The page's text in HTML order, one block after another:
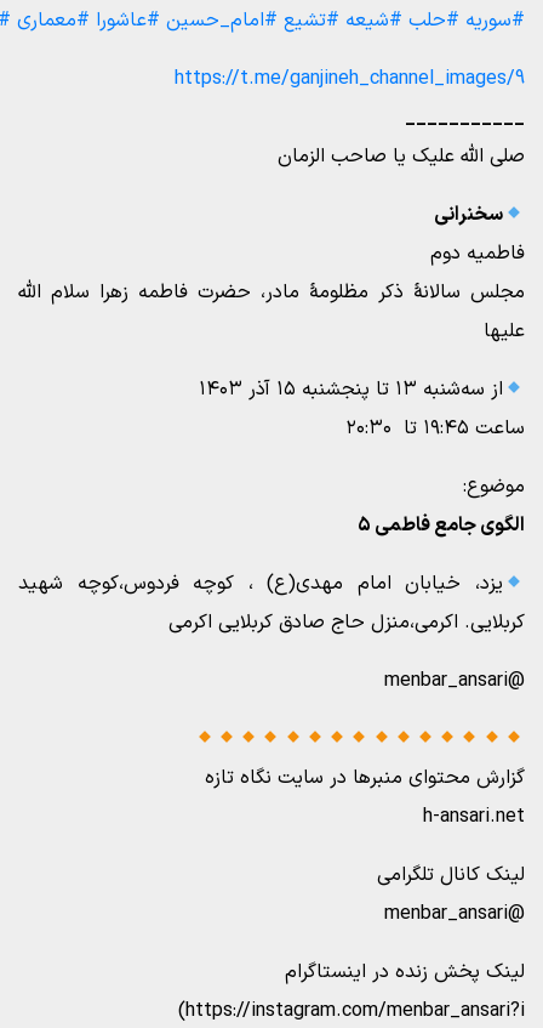
#سوریه #حلب #شیعه #تشیع #امام_حسین #عاشورا #معماری
https://t.me/ganjineh_channel_images/9
___________
صلی الله علیک یا صاحب الزمان
سخنرانی
فاطمیه دوم
مجلس سالانۀ ذکر مظلومۀ مادر، حضرت فاطمه زهرا سلام الله
علیها
از سه‌شنبه ۱۳ تا پنجشنبه ۱۵ آذر ۱۴۰۳
ساعت ۱۹:۴۵ تا ۲۰:۳۰
موضوع:
الگوی جامع فاطمی ۵
یزد، خیابان امام مهدی(ع) ، کوچه فردوس،کوچه شهید
کربلایی. اکرمی،منزل حاج صادق کربلایی اکرمی
@menbar_ansari
گزارش محتوای منبرها در سایت نگاه تازه
h-ansari.net
لینک کانال تلگرامی
@menbar_ansari
لینک پخش زنده در اینستاگرام
https://instagram.com/menbar_ansari?i)